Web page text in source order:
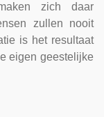
zich daar
zullen nooit
is het resultaat
eigen geestelijke